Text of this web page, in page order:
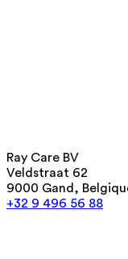
Ray Care BV
Veldstraat 62
9000 Gand,
+32 9 496 56 88